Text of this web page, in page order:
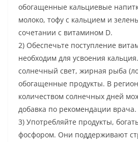
обогащенные кальциевые
молоко, тофу с кальцием и
сочетании с витамином D.
2) Обеспечьте поступление
необходим для усвоения
солнечный свет, жирная рыба
обогащенные продукты. В
количеством солнечных дней
добавка по рекомендации врача.
3) Употребляйте продукты,
фосфором. Они поддерживают